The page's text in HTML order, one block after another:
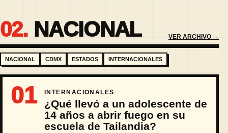
02.NACIONAL VER ARCHIVO →
NACIONAL CDMX ESTADOS INTERNACIONALES
01 INTERNACIONALES
¿Qué llevó a un adolescente de
14 años a abrir fuego en su
escuela de Tailandia?